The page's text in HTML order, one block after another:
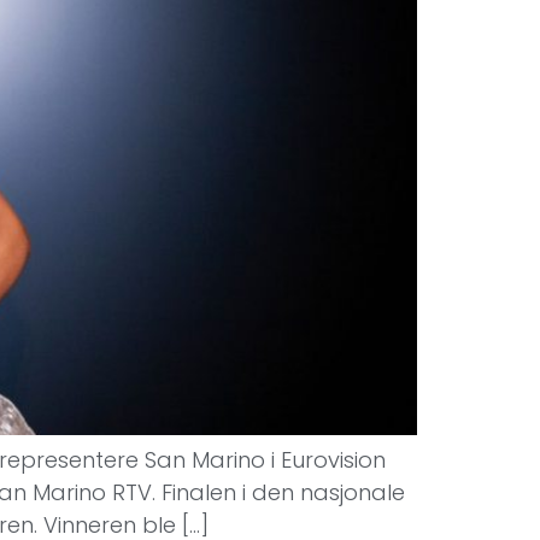
San Marino i Eurovision
Marino RTV. Finalen i den nasjonale
Vinneren ble […]